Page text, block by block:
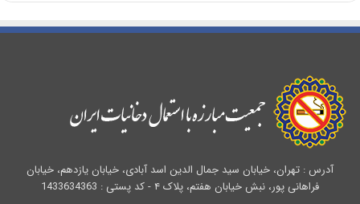
آدرس : تهران، خیابان سید جمال الدین اسد آبادی، خیابان یازدهم، خیابان
فراهانی پور، نبش خیابان هفتم، پلاک ۴ - کد پستی : 1433634363